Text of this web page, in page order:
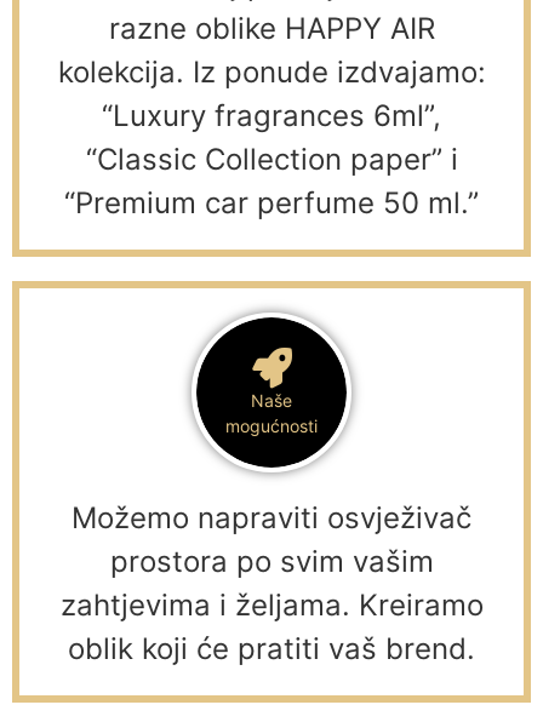
razne oblike HAPPY AIR
kolekcija. Iz ponude izdvajamo:
“Luxury fragrances 6ml”,
“Classic Collection paper” i
“Premium car perfume 50 ml.”
Naše
mogućnosti
Možemo napraviti osvježivač
prostora po svim vašim
zahtjevima i željama. Kreiramo
oblik koji će pratiti vaš brend.